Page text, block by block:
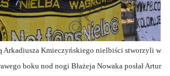
Arkadiusza Kmieczyńskiego nielbiści stworzyli w
boku nod nogi Błażeja Nowaka posłał Artur